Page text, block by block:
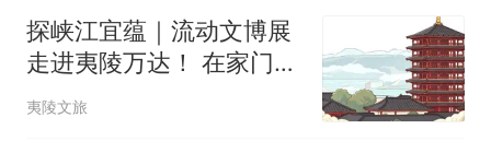
核查
搜，网友：天塌了！
南航一航班疑向乘客发放西梅
汁，致多名乘客在飞行途中排
队上厕所！乘客：机上100多
那个在床头放菜刀的女孩，
探峡江宜蕴｜流动文博展
走进夷陵万达！ 在家门口
邂逅千年巴楚文脉
夷陵文旅